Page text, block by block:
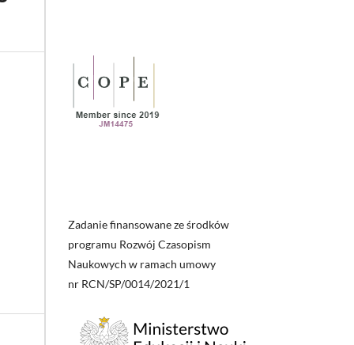
Zadanie finansowane ze środków
programu Rozwój Czasopism
Naukowych w ramach umowy
nr RCN/SP/0014/2021/1